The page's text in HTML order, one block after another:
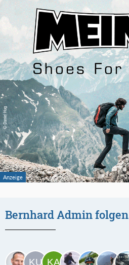
Bernhard Admin folgen